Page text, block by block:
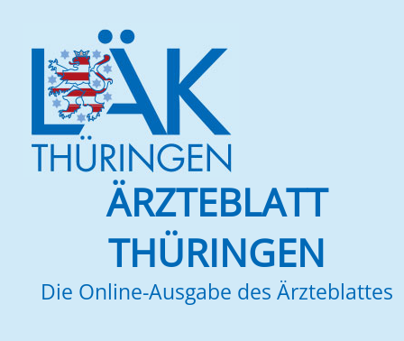
ÄRZTEBLATT
THÜRINGEN
Die Online-Ausgabe des Ärzteblattes